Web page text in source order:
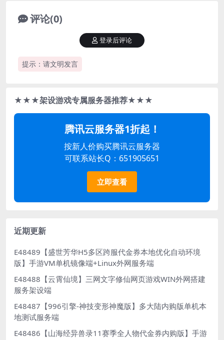
评论(0)
提示：请文明发言
登录后评论
★★★架设游戏专属服务器推荐★★★
腾讯云服务器1折起！
按新人价购买腾讯云服务器
可联系站长Q：651905651
立即查看
近期更新
E48489【盛世芳华H5多区跨服代金券本地优化自动环境
版】手游VM单机镜像端+Linux外网服务端
E48488【云霄仙境】三网文字修仙网页游戏WIN外网搭建
服务架设端
E48487【996引擎-神技变形神魔版】多大陆内购版单机本
地测试服务端
E48486【山海经异兽录11赛季全人物代金券内购版】手游